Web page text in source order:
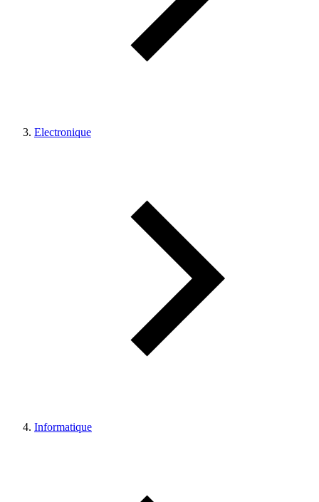
Electronique
Informatique